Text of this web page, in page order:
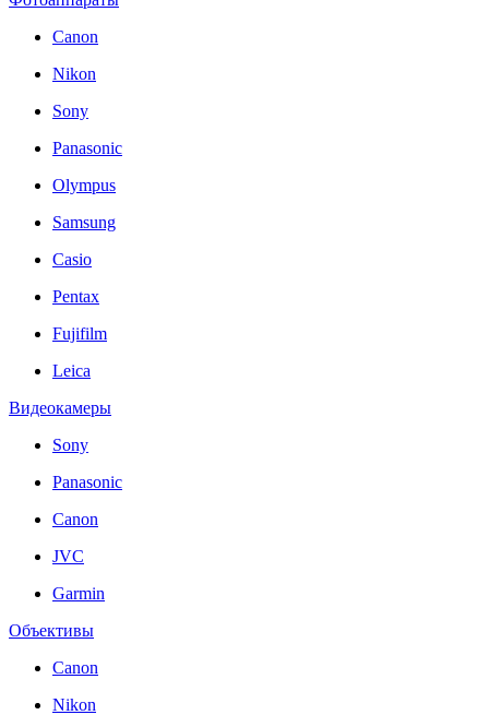
Canon
Nikon
Sony
Panasonic
Olympus
Samsung
Casio
Pentax
Fujifilm
Leica
Видеокамеры
Sony
Panasonic
Canon
JVC
Garmin
Объективы
Canon
Nikon